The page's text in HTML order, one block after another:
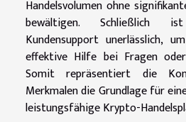
Handelsvolumen ohne
bewältigen. Schließlich
Kundensupport unerlässlich,
effektive Hilfe bei Fragen
Somit repräsentiert die
Merkmalen die Grundlage für
leistungsfähige Krypto-